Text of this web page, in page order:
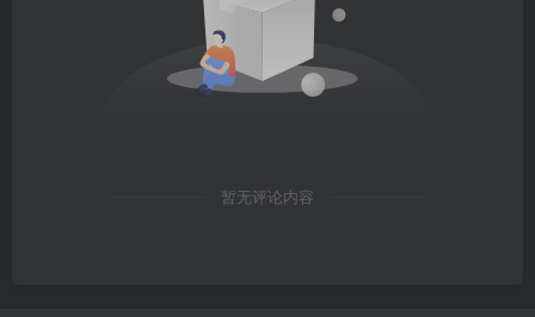
暂无评论内容